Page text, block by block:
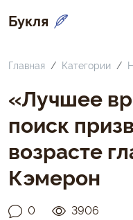
Букля
Главная Категории
«Лучшее
поиск
возрасте
Кэмерон
0 3906